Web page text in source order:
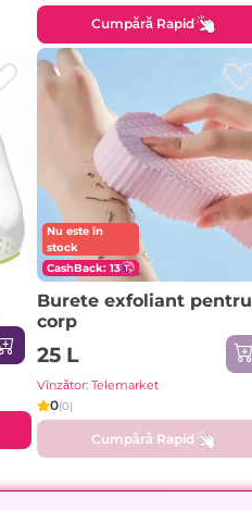
Cumpără Rapid
Nu este în
stock
CashBack: 13
Burete exfoliant pentru
corp
25 L
Vînzător: Telemarket
0(0)
Cumpără Rapid